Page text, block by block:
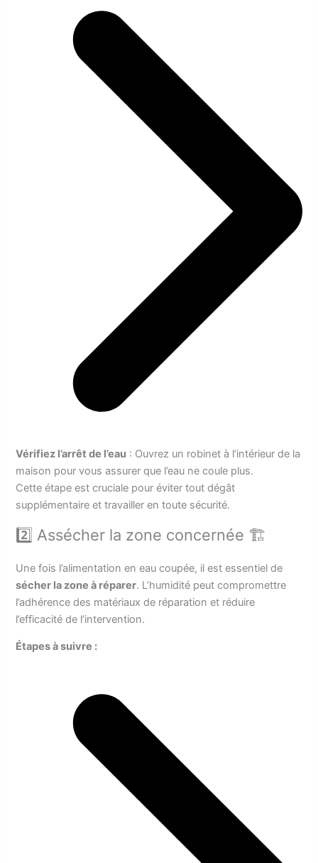
Vérifiez l’arrêt de l’eau : Ouvrez un robinet à l’intérieur de la
maison pour vous assurer que l’eau ne coule plus.
Cette étape est cruciale pour éviter tout dégât
supplémentaire et travailler en toute sécurité.
2️⃣ Assécher la zone concernée 🏗️
Une fois l’alimentation en eau coupée, il est essentiel de
sécher la zone à réparer. L’humidité peut compromettre
l’adhérence des matériaux de réparation et réduire
l’efficacité de l’intervention.
Étapes à suivre :